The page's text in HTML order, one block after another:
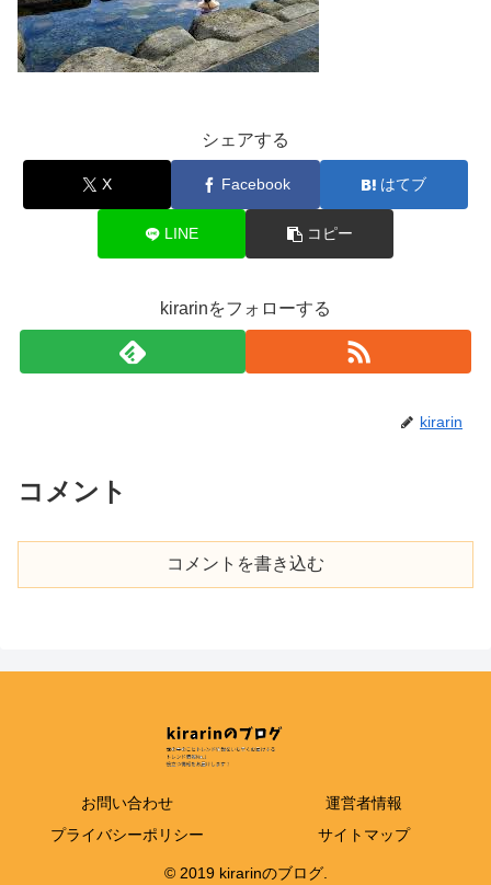
シェアする
X Facebook はてブ
LINE コピー
kirarinをフォローする
kirarin
コメント
コメントを書き込む
お問い合わせ
運営者情報
プライバシーポリシー
サイトマップ
© 2019 kirarinのブログ.